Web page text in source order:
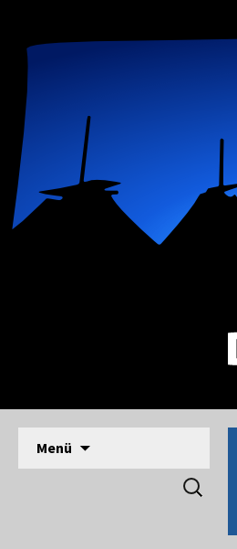
Pfadfinder
DPSG Stamm
Menü
Suchen
nach: